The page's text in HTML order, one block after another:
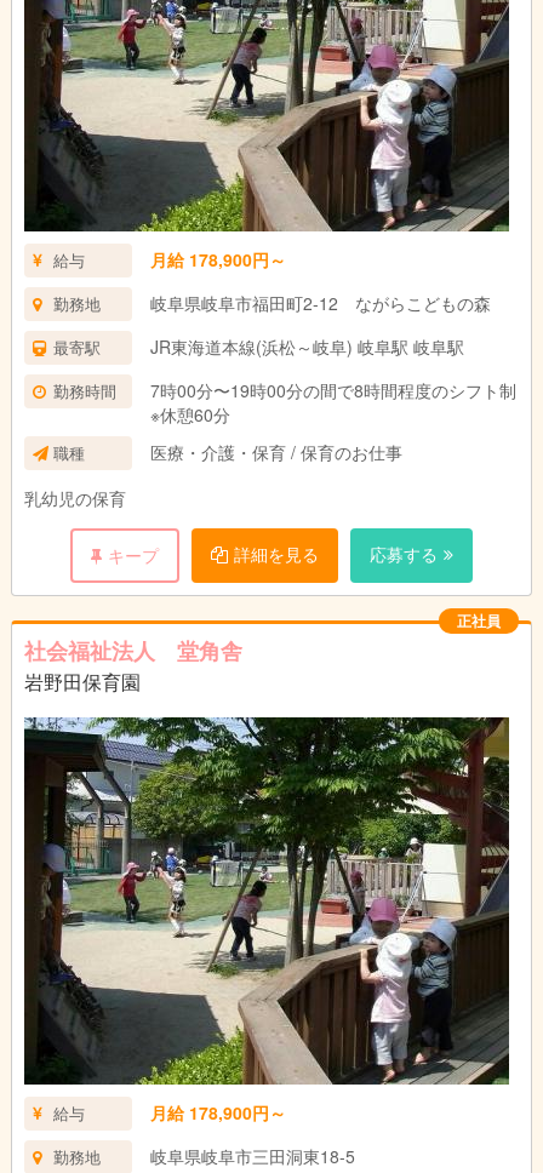
給与 月給 178,900円～
勤務地 岐阜県岐阜市福田町2-12 ながらこどもの森
最寄駅 JR東海道本線(浜松～岐阜) 岐阜駅 岐阜駅
勤務時間
7時00分〜19時00分の間で8時間程度のシフト制
※休憩60分
職種
医療・介護・保育 / 保育のお仕事
乳幼児の保育
キープ 詳細を見る 応募する
正社員
社会福祉法人 堂角舎
岩野田保育園
給与 月給 178,900円～
勤務地 岐阜県岐阜市三田洞東18-5